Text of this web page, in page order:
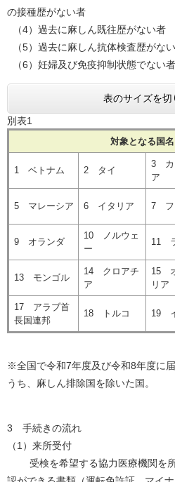
の接種歴がない者
（4）過去に麻しん既往歴がない者
（5）過去に麻しん抗体検査歴がな
（6）妊婦及び免疫抑制状態でない者
表のサイズを切
別表1
対象となる国名
1 ベトナム 2 タイ
3 カ
ア
5 マレーシア 6 イタリア 7 フ
9 オランダ
10 ノルウェ
ー
11
13 モンゴル
14 クロアチ
ア
15
リア
17 アラブ首
長国連邦
18 トルコ 19
※全国で令和7年度及び令和8年度に
うち、麻しん排除国を除いた国。
3 手続きの流れ
（1）来所受付
受検を希望する協力医療機関を所